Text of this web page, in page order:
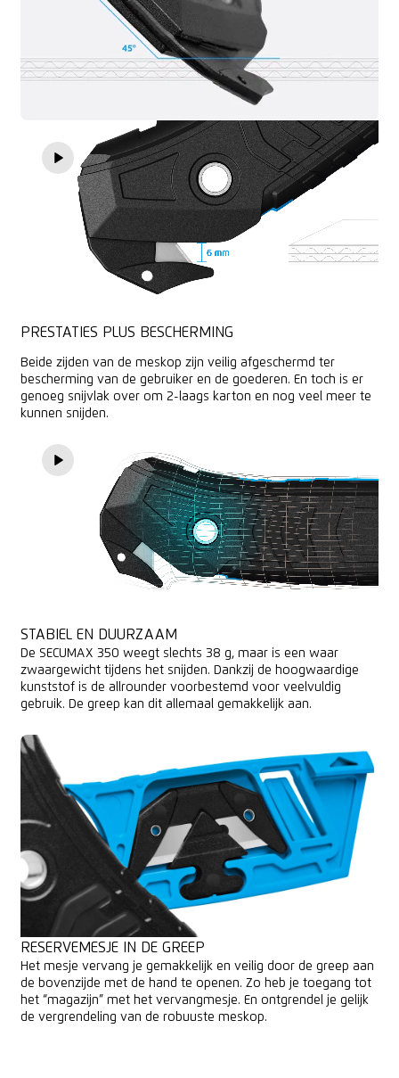
PRESTATIES PLUS BESCHERMING
Beide zijden van de meskop zijn veilig afgeschermd ter
bescherming van de gebruiker en de goederen. En toch is er
genoeg snijvlak over om 2-laags karton en nog veel meer te
kunnen snijden.
STABIEL EN DUURZAAM
De SECUMAX 350 weegt slechts 38 g, maar is een waar
zwaargewicht tijdens het snijden. Dankzij de hoogwaardige
kunststof is de allrounder voorbestemd voor veelvuldig
gebruik. De greep kan dit allemaal gemakkelijk aan.
RESERVEMESJE IN DE GREEP
Het mesje vervang je gemakkelijk en veilig door de greep aan
de bovenzijde met de hand te openen. Zo heb je toegang tot
het “magazijn” met het vervangmesje. En ontgrendel je gelijk
de vergrendeling van de robuuste meskop.